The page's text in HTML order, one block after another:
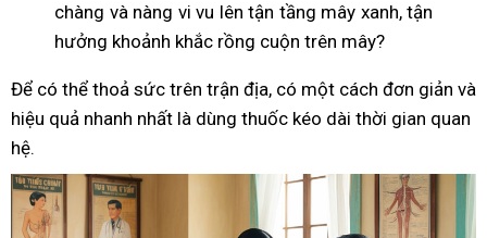
chàng và nàng vi vu lên tận tầng mây xanh, tận
hưởng khoảnh khắc rồng cuộn trên mây?
Để có thể thoả sức trên trận địa, có một cách đơn giản và
hiệu quả nhanh nhất là dùng thuốc kéo dài thời gian quan
hệ.